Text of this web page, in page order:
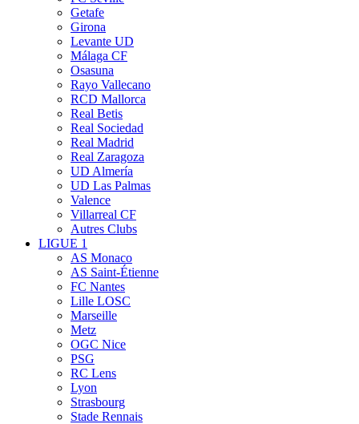
Getafe
Girona
Levante UD
Málaga CF
Osasuna
Rayo Vallecano
RCD Mallorca
Real Betis
Real Sociedad
Real Madrid
Real Zaragoza
UD Almería
UD Las Palmas
Valence
Villarreal CF
Autres Clubs
LIGUE 1
AS Monaco
AS Saint-Étienne
FC Nantes
Lille LOSC
Marseille
Metz
OGC Nice
PSG
RC Lens
Lyon
Strasbourg
Stade Rennais